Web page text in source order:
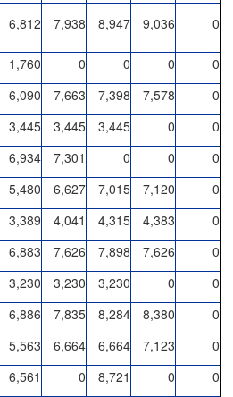
6,812 7,938 8,947 9,036 0
1,760 0 0 0 0
6,090 7,663 7,398 7,578 0
3,445 3,445 3,445 0 0
6,934 7,301 0 0 0
5,480 6,627 7,015 7,120 0
3,389 4,041 4,315 4,383 0
6,883 7,626 7,898 7,626 0
3,230 3,230 3,230 0 0
6,886 7,835 8,284 8,380 0
5,563 6,664 6,664 7,123 0
6,561 0 8,721 0 0